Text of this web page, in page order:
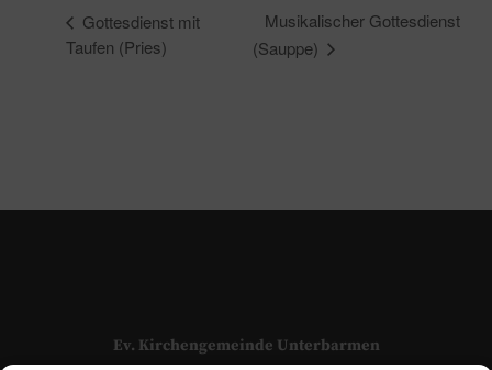
Gottesdienst mit
Taufen (Pries)
Musikalischer Gottesdienst
(Sauppe)
Ev. Kirchengemeinde Unterbarmen